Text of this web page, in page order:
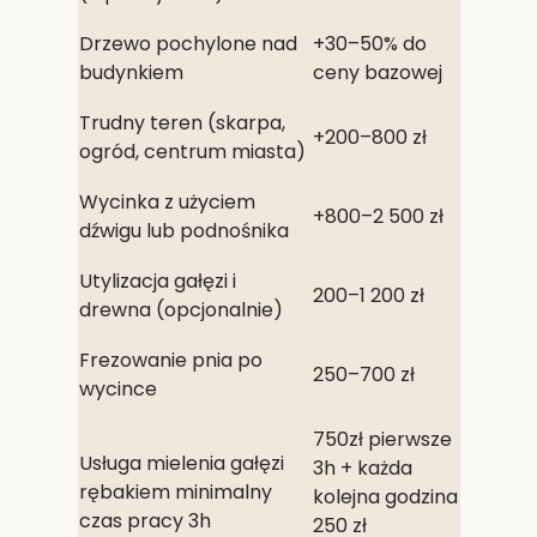
Drzewo pochylone nad
budynkiem
+30–50% do
ceny bazowej
Trudny teren (skarpa,
ogród, centrum miasta)
+200–800 zł
Wycinka z użyciem
dźwigu lub podnośnika
+800–2 500 zł
Utylizacja gałęzi i
drewna (opcjonalnie)
200–1 200 zł
Frezowanie pnia po
wycince
250–700 zł
Usługa mielenia gałęzi
rębakiem minimalny
czas pracy 3h
750zł pierwsze
3h + każda
kolejna godzina
250 zł